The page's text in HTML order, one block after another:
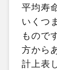
平均寿
いくつ
もので
方から
計上表